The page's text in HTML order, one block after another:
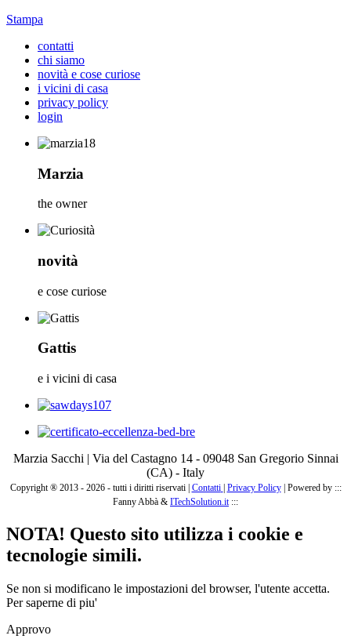
Stampa
contatti
chi siamo
novità e cose curiose
i vicini di casa
privacy policy
login
Marzia
the owner
novità
e cose curiose
Gattis
e i vicini di casa
Marzia Sacchi | Via del Castagno 14 - 09048 San Gregorio Sinnai
(CA) - Italy
Copyright ® 2013 - 2026 - tutti i diritti riservati | Contatti Privacy Policy| Powered by :::
Fanny Abbà & ITechSolution.it:::
NOTA! Questo sito utilizza i cookie e
tecnologie simili.
Se non si modificano le impostazioni del browser, l'utente accetta.
Per saperne di piu'
Approvo